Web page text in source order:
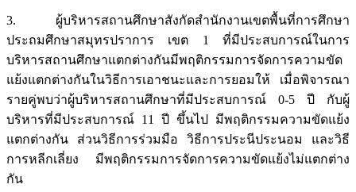
3. ผู้บริหารสถานศึกษาสังกัดสำนักงานเขตพื้นที่การศึกษา
ประถมศึกษาสมุทรปราการ เขต 1 ที่มีประสบการณ์ในการ
บริหารสถานศึกษาแตกต่างกันมีพฤติกรรมการจัดการความขัด
แย้งแตกต่างกันในวิธีการเอาชนะและการยอมให้ เมื่อพิจารณา
รายคู่พบว่าผู้บริหารสถานศึกษาที่มีประสบการณ์ 0-5 ปี กับผู้
บริหารที่มีประสบการณ์ 11 ปี ขึ้นไป มีพฤติกรรมความขัดแย้ง
แตกต่างกัน ส่วนวิธีการร่วมมือ วิธีการประนีประนอม และวิธี
การหลีกเลี่ยง มีพฤติกรรมการจัดการความขัดแย้งไม่แตกต่าง
กัน